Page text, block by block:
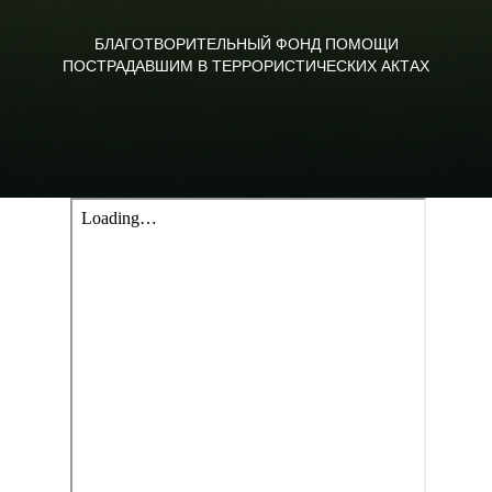
БЛАГОТВОРИТЕЛЬНЫЙ ФОНД ПОМОЩИ
ПОСТРАДАВШИМ В ТЕРРОРИСТИЧЕСКИХ АКТАХ